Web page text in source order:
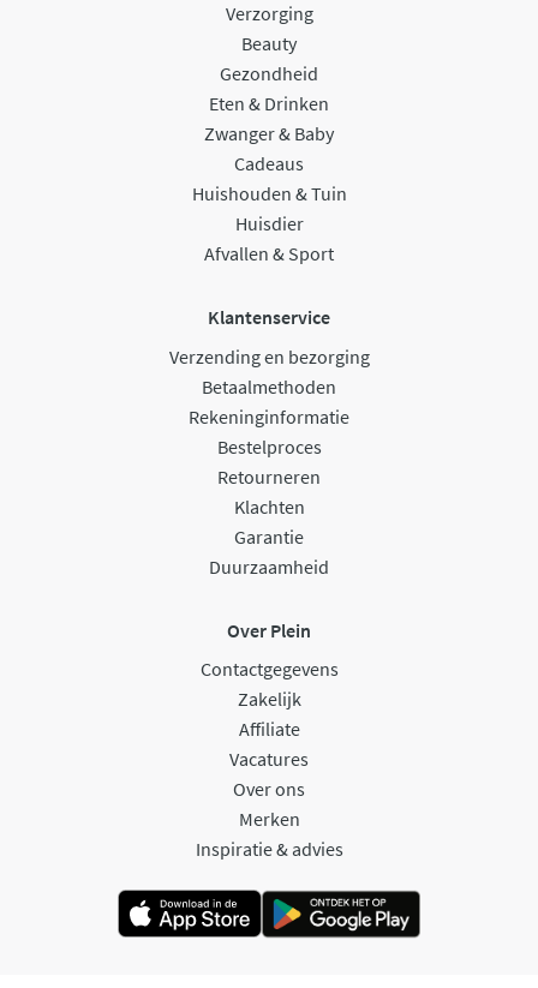
Verzorging
Beauty
Gezondheid
Eten & Drinken
Zwanger & Baby
Cadeaus
Huishouden & Tuin
Huisdier
Afvallen & Sport
Klantenservice
Verzending en bezorging
Betaalmethoden
Rekeninginformatie
Bestelproces
Retourneren
Klachten
Garantie
Duurzaamheid
Over Plein
Contactgegevens
Zakelijk
Affiliate
Vacatures
Over ons
Merken
Inspiratie & advies